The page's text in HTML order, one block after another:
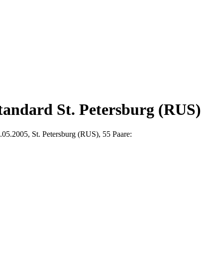
St. Petersburg (RUS)
St. Petersburg (RUS), 55 Paare: